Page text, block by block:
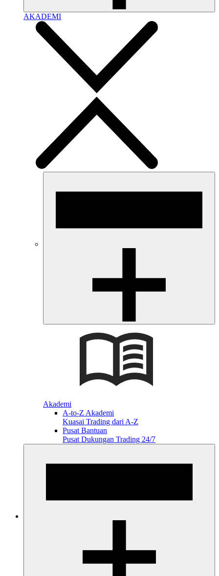
AKADEMI
Akademi
A-to-Z Akademi
Kuasai Trading dari A-Z
Pusat Bantuan
Pusat Dukungan Trading 24/7